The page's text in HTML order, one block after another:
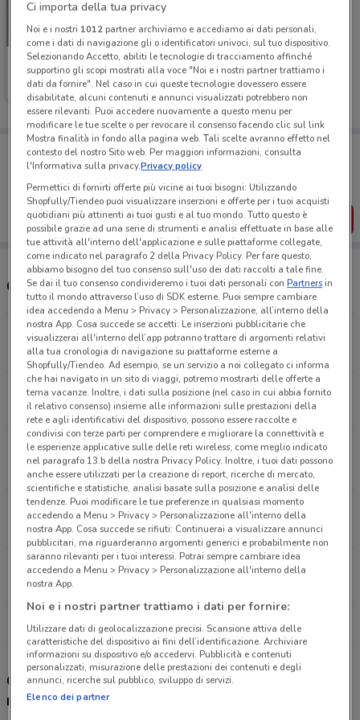
-3 GIORNI
Unieuro
Scade domenica 2.2 km
Porta DoveConviene sempre con te!
Puoi trovare le migliori offerte dei negozi vicino a te,
dal tuo cellulare.
SCARICA L’APP
Orari e Indirizzi Unieuro
Via Maestri Del Lavoro, 42 Fiume Veneto
2.2 km
APERTO
Via Puccini, 99 Vigonovo Di Fontanafredda
15.2 km
APERTO
Via Prati Guori, 29 Portogruaro
16.2 km
APERTO
Viale Venezia 7 Motta Di Livenza
18.9 km
APERTO
Via Maestri Del Commercio, 2 Oderzo
24 km
Tutti i negozi Unieuro
Gli sconti del nuovo volantino Unieuro e i
negozi
Ci importa della tua privacy
Noi e i nostri 1012partner archiviamo e accediamo ai dati personali,
come i dati di navigazione gli o identificatori univoci, sul tuo dispositivo.
Selezionando Accetto, abiliti le tecnologie di tracciamento affinché
supportino gli scopi mostrati alla voce "Noi e i nostri partner trattiamo i
dati da fornire". Nel caso in cui queste tecnologie dovessero essere
disabilitate, alcuni contenuti e annunci visualizzati potrebbero non
essere rilevanti. Puoi accedere nuovamente a questo menu per
modificare le tue scelte o per revocare il consenso facendo clic sul link
Mostra finalità in fondo alla pagina web. Tali scelte avranno effetto nel
contesto del nostro Sito web. Per maggiori informazioni, consulta
l'Informativa sulla privacy.Privacy policy
Permettici di fornirti offerte più vicine ai tuoi bisogni: Utilizzando
Shopfully/Tiendeo puoi visualizzare inserzioni e offerte per i tuoi acquisti
quotidiani più attinenti ai tuoi gusti e al tuo mondo. Tutto questo è
possibile grazie ad una serie di strumenti e analisi effettuate in base alle
tue attività all'interno dell'applicazione e sulle piattaforme collegate,
come indicato nel paragrafo 2 della Privacy Policy. Per fare questo,
abbiamo bisogno del tuo consenso sull'uso dei dati raccolti a tale fine.
Se dai il tuo consenso condivideremo i tuoi dati personali conPartnersin
tutto il mondo attraverso l’uso di SDK esterne. Puoi sempre cambiare
idea accedendo a Menu > Privacy > Personalizzazione, all’interno della
nostra App. Cosa succede se accetti: Le inserzioni pubblicitarie che
visualizzerai all'interno dell’app potranno trattare di argomenti relativi
alla tua cronologia di navigazione su piattaforme esterne a
Shopfully/Tiendeo. Ad esempio, se un servizio a noi collegato ci informa
che hai navigato in un sito di viaggi, potremo mostrarti delle offerte a
tema vacanze. Inoltre, i dati sulla posizione (nel caso in cui abbia fornito
il relativo consenso) insieme alle informazioni sulle prestazioni della
rete e agli identificativi del dispositivo, possono essere raccolte e
condivisi con terze parti per comprendere e migliorare la connettività e
le esperienze applicative sulle delle reti wireless, come meglio indicato
nel paragrafo 13.b della nostra Privacy Policy. Inoltre, i tuoi dati possono
anche essere utilizzati per la creazione di report, ricerche di mercato,
scientifiche e statistiche, analisi basate sulla posizione e analisi delle
tendenze. Puoi modificare le tue preferenze in qualsiasi momento
accedendo a Menu > Privacy > Personalizzazione all'interno della
nostra App. Cosa succede se rifiuti: Continuerai a visualizzare annunci
pubblicitari, ma riguarderanno argomenti generici e probabilmente non
saranno rilevanti per i tuoi interessi. Potrai sempre cambiare idea
accedendo a Menu > Privacy > Personalizzazione all'interno della
nostra App.
Noi e i nostri partner trattiamo i dati per fornire:
Utilizzare dati di geolocalizzazione precisi. Scansione attiva delle
caratteristiche del dispositivo ai fini dell’identificazione. Archiviare
informazioni su dispositivo e/o accedervi. Pubblicità e contenuti
personalizzati, misurazione delle prestazioni dei contenuti e degli
annunci, ricerche sul pubblico, sviluppo di servizi.
Elenco dei partner